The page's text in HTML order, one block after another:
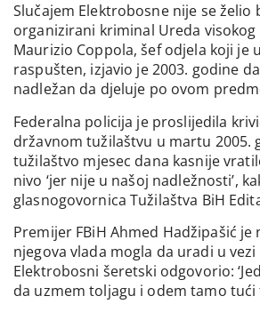
Slučajem Elektrobosne nije se želio
organizirani kriminal Ureda
Maurizio Coppola, šef odjela koji je
raspušten, izjavio je 2003. godine
nadležan da djeluje po ovom
Federalna policija je proslijedila
državnom tužilaštvu u martu 2005.
tužilaštvo mjesec dana kasnije
nivo ‘jer nije u našoj nadležnosti’,
glasnogovornica Tužilaštva BiH
Premijer FBiH Ahmed Hadžipašić je
njegova vlada mogla da uradi u
Elektrobosni šeretski odgovorio:
da uzmem toljagu i odem tamo tući